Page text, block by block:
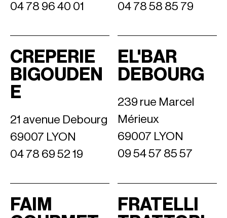
04 78 96 40 01
04 78 58 85 79
CREPERIE
BIGOUDEN
E
21 avenue Debourg
69007 LYON
04 78 69 52 19
EL'BAR
DEBOURG
239 rue Marcel
Mérieux
69007 LYON
09 54 57 85 57
FAIM
FRATELLI